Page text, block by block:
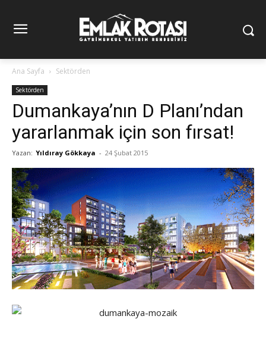
Ana Sayfa Sektörden
Sektörden
Dumankaya’nın D Planı’ndan
yararlanmak için son fırsat!
Yazan: Yıldıray Gökkaya - 24 Şubat 2015